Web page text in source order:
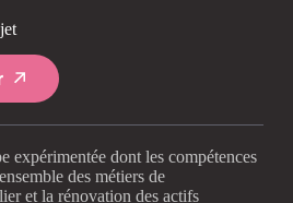
expérimentée dont les compétences
des métiers de
et la rénovation des actifs